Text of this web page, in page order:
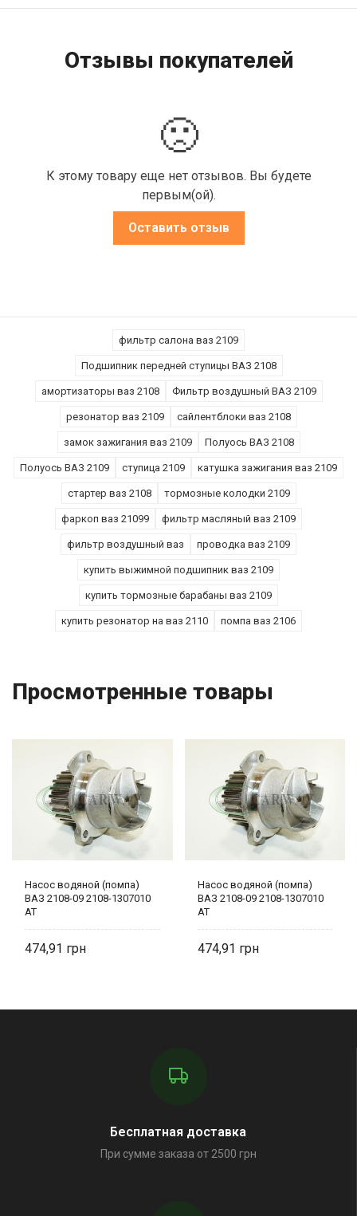
Отзывы покупателей
🙁
К этому товару еще нет отзывов. Вы будете
первым(ой).
Оставить отзыв
фильтр салона ваз 2109
Подшипник передней ступицы ВАЗ 2108
амортизаторы ваз 2108 Фильтр воздушный ВАЗ 2109
резонатор ваз 2109 сайлентблоки ваз 2108
замок зажигания ваз 2109 Полуось ВАЗ 2108
Полуось ВАЗ 2109 ступица 2109 катушка зажигания ваз 2109
стартер ваз 2108 тормозные колодки 2109
фаркоп ваз 21099 фильтр масляный ваз 2109
фильтр воздушный ваз проводка ваз 2109
купить выжимной подшипник ваз 2109
купить тормозные барабаны ваз 2109
купить резонатор на ваз 2110 помпа ваз 2106
Просмотренные товары
Насос водяной (помпа)
ВАЗ 2108-09 2108-1307010
AT
474,91
Насос водяной (помпа)
ВАЗ 2108-09 2108-1307010
AT
474,91
Бесплатная доставка
При сумме заказа от 2500 грн